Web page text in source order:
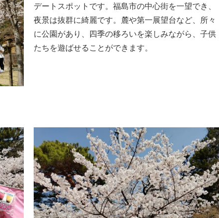
デートスポットです。福島市の中心街を一望でき、
夜景は抜群に綺麗です。麓や第一展望台など、所々
に公園があり、四季の移ろいを楽しみながら、子供
たちを遊ばせることができます。